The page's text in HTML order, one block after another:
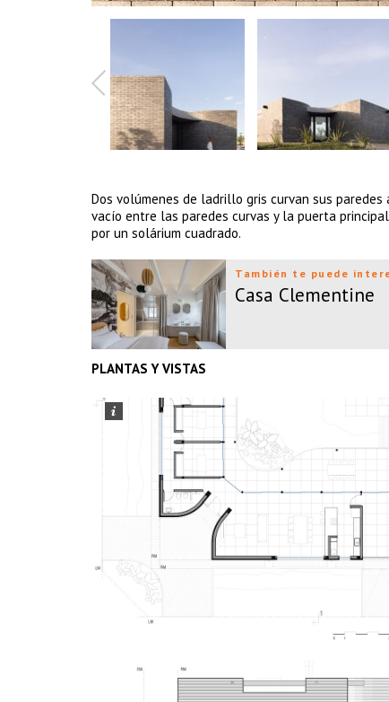
Dos volúmenes de ladrillo gris curvan sus
vacío entre las paredes curvas y la puerta
por un solárium cuadrado.
También te puede
Casa Clementine
PLANTAS Y VISTAS